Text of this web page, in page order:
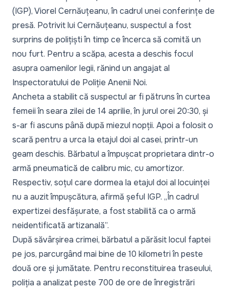
(IGP), Viorel Cernăuțeanu, în cadrul unei conferințe de
presă. Potrivit lui Cernăuțeanu, suspectul a fost
surprins de polițiști în timp ce încerca să comită un
nou furt. Pentru a scăpa, acesta a deschis focul
asupra oamenilor legii, rănind un angajat al
Inspectoratului de Poliție Anenii Noi.
Ancheta a stabilit că suspectul ar fi pătruns în curtea
femeii în seara zilei de 14 aprilie, în jurul orei 20:30, și
s-ar fi ascuns până după miezul nopții. Apoi a folosit o
scară pentru a urca la etajul doi al casei, printr-un
geam deschis. Bărbatul a împușcat proprietara dintr-o
armă pneumatică de calibru mic, cu amortizor.
Respectiv, soțul care dormea la etajul doi al locuinței
nu a auzit împușcătura, afirmă șeful IGP. „În cadrul
expertizei desfășurate, a fost stabilită ca o armă
neidentificată artizanală”.
După săvârșirea crimei, bărbatul a părăsit locul faptei
pe jos, parcurgând mai bine de 10 kilometri în peste
două ore și jumătate. Pentru reconstituirea traseului,
poliția a analizat peste 700 de ore de înregistrări